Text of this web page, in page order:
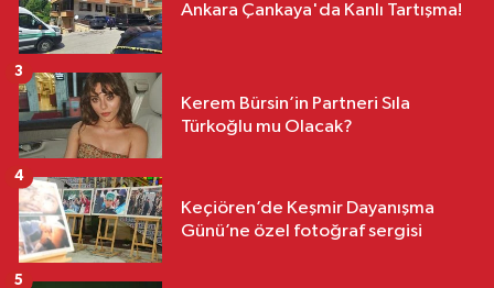
Ankara Çankaya'da Kanlı Tartışma!
Kerem Bürsin’in Partneri Sıla
Türkoğlu mu Olacak?
3
Keçiören’de Keşmir Dayanışma
Günü’ne özel fotoğraf sergisi
4
5